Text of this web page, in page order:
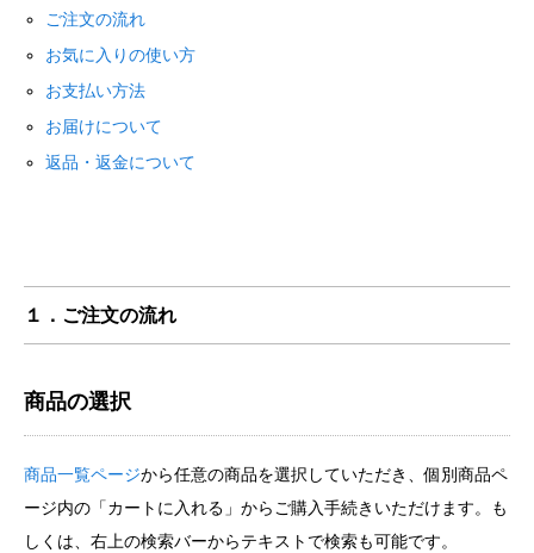
ご注文の流れ
お気に入りの使い方
お支払い方法
お届けについて
返品・返金について
１．ご注文の流れ
商品の選択
商品一覧ページから任意の商品を選択していただき、個別商品ペ
ージ内の「カートに入れる」からご購入手続きいただけます。も
しくは、右上の検索バーからテキストで検索も可能です。